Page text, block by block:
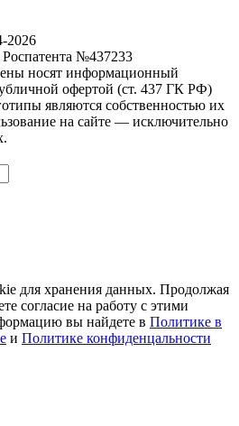
2026
№4​3​7​2​3​3
носят информационный
офертой (ст. 437 ГК РФ)
являются собственностью их
на сайте — исключительно
для хранения данных. Продолжая
согласие на работу с этими
вы найдете в Политике в
и Политике конфиденцальности